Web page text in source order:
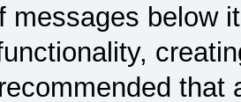
messages below
that